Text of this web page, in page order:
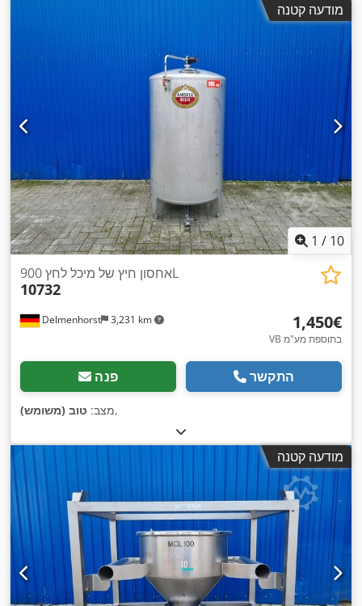
מודעה קטנה
1 / 10
Delmenhorst 3,231 km
אחסון חיץ של מיכל לחץ 900L
10732
‏1,450 ‏€
VB בתוספת מע"מ
פנה התקשר
מצב: טוב (משומש) ,
מודעה קטנה